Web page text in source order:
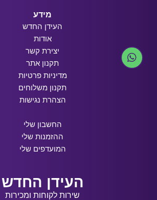
מידע
העידן החדש
אודות
יצירת קשר
תקנון אתר
מדיניות פרטיות
תקנון משלוחים
הצהרת נגישות
החשבון שלי
ההזמנות שלי
המועדפים שלי
העידן החדש
שירות לקוחות ומכירות